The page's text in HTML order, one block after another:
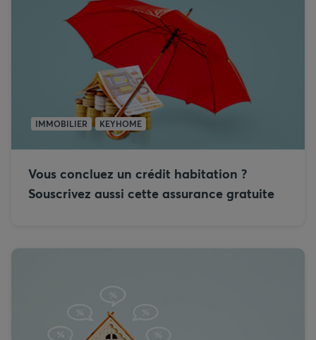
IMMOBILIER KEYHOME
Vous concluez un crédit habitation ?
Souscrivez aussi cette assurance gratuite